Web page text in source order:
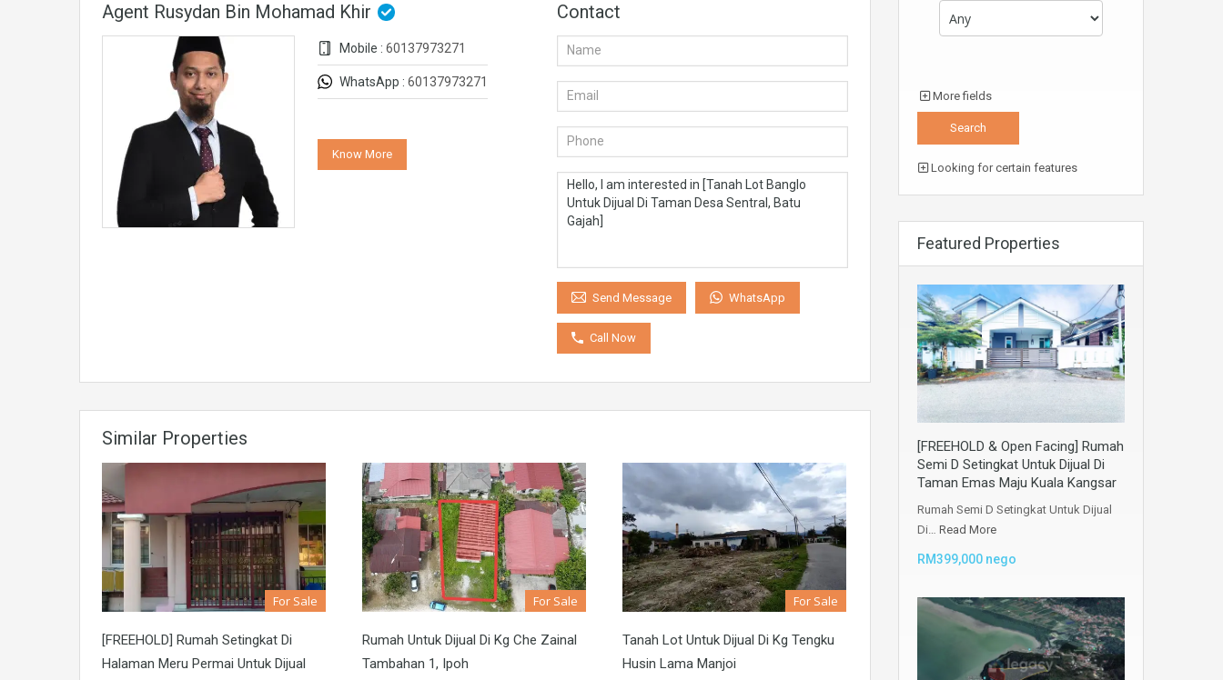
Agent Rusydan Bin Mohamad Khir
Mobile : 60137973271
WhatsApp : 60137973271
Know More
Contact
Send Message WhatsApp
Call Now
Similar Properties
For Sale
[FREEHOLD] Rumah Setingkat Di
Halaman Meru Permai Untuk Dijual
For Sale
Rumah Untuk Dijual Di Kg Che Zainal
Tambahan 1, Ipoh
For Sale
Tanah Lot Untuk Dijual Di Kg Tengku
Husin Lama Manjoi
More fields
Looking for certain features
Featured Properties
[FREEHOLD & Open Facing] Rumah
Semi D Setingkat Untuk Dijual Di
Taman Emas Maju Kuala Kangsar
Rumah Semi D Setingkat Untuk Dijual
Di… Read More
RM399,000 nego